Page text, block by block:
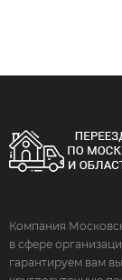
Компания
в сфере
гарантируем вам